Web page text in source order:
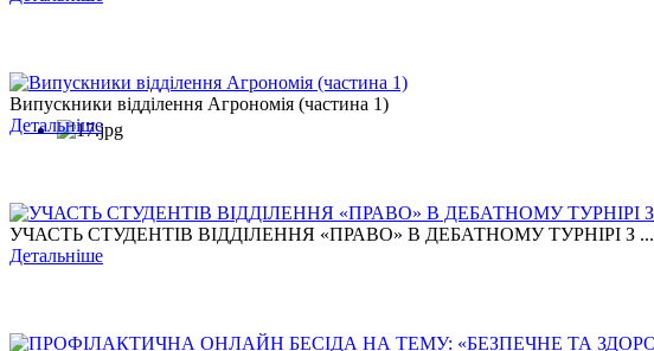
Випускники відділення Агрономія (частина 1)
Детальніше
УЧАСТЬ СТУДЕНТІВ ВІДДІЛЕННЯ «ПРАВО» В ДЕБАТНОМУ ТУРНІРІ З ...
Детальніше